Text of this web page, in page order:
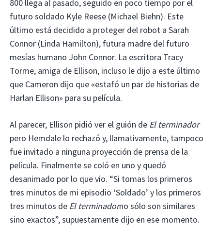
800 llega al pasado, seguido en poco tiempo por el
futuro soldado Kyle Reese (Michael Biehn). Este
último está decidido a proteger del robot a Sarah
Connor (Linda Hamilton), futura madre del futuro
mesías humano John Connor. La escritora Tracy
Torme, amiga de Ellison, incluso le dijo a este último
que Cameron dijo que «estafó un par de historias de
Harlan Ellison» para su película.
Al parecer, Ellison pidió ver el guión de El terminador
pero Hemdale lo rechazó y, llamativamente, tampoco
fue invitado a ninguna proyección de prensa de la
película. Finalmente se coló en uno y quedó
desanimado por lo que vio. “Si tomas los primeros
tres minutos de mi episodio ‘Soldado’ y los primeros
tres minutos de El terminadorno sólo son similares
sino exactos”, supuestamente dijo en ese momento.